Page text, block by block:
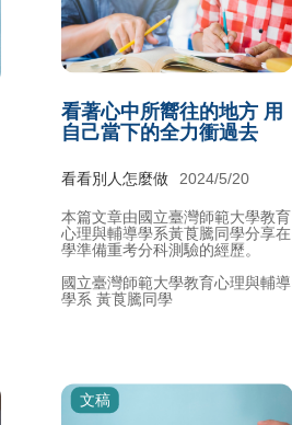
看著心中所嚮往的地方 用
自己當下的全力衝過去
看看別人怎麼做 2024/5/20
本篇文章由國立臺灣師範大學教育
心理與輔導學系黃莨騰同學分享在
學準備重考分科測驗的經歷。
國立臺灣師範大學教育心理與輔導
學系 黃莨騰同學
文稿